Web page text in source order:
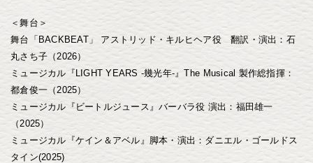
＜舞台＞
舞台「BACKBEAT」 アストリッド・キルヒヘア役 翻訳・演出：石
丸さち子（2026）
ミュージカル『LIGHT YEARS -幾光年-』The Musical 製作総指揮：
都倉俊一（2025）
ミュージカル『ビートルジュース』バーバラ役 演出：福田雄一
（2025）
ミュージカル『ケイン＆アベル』脚本・演出：ダニエル・ゴールドス
タイン(2025)